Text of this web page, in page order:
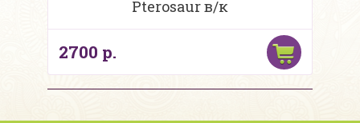
Pterosaur в/к
2700 р.